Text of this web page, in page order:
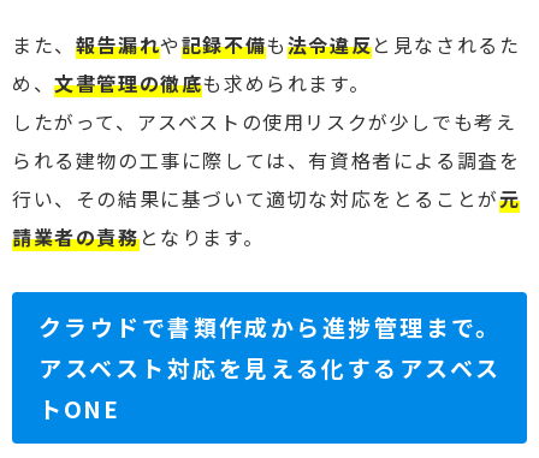
また、 報告漏れや記録不備も法令違反と見なされるた
め、文書管理の徹底も求められます。
したがって、アスベストの使用リスクが少しでも考え
られる建物の工事に際しては、有資格者による調査を
行い、その結果に基づいて適切な対応をとることが元
請業者の責務となります。
クラウドで書類作成から進捗管理まで。
アスベスト対応を見える化するアスベス
トONE